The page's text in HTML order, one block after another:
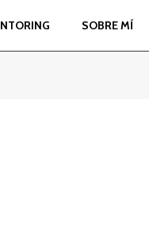
SOBRE MÍ